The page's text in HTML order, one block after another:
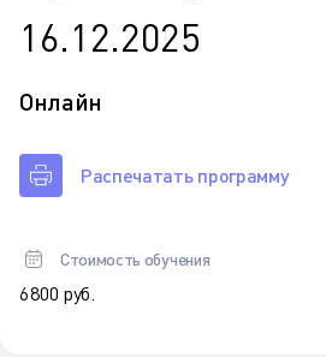
16.12.2025
Онлайн
Распечатать программу
Стоимость обучения
6 800 руб.